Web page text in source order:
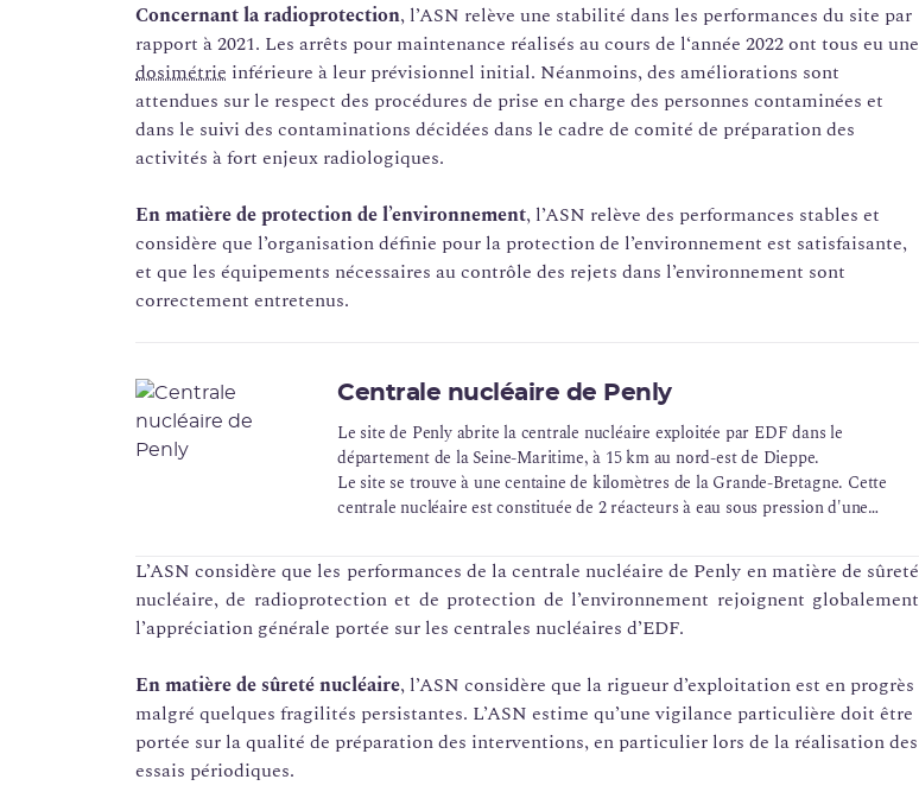
Concernant la radioprotection, l’ASN relève une stabilité dans les performances du site par
rapport à 2021. Les arrêts pour maintenance réalisés au cours de l‘année 2022 ont tous eu une
dosimétrie inférieure à leur prévisionnel initial. Néanmoins, des améliorations sont
attendues sur le respect des procédures de prise en charge des personnes contaminées et
dans le suivi des contaminations décidées dans le cadre de comité de préparation des
activités à fort enjeux radiologiques.
En matière de protection de l’environnement, l’ASN relève des performances stables et
considère que l’organisation définie pour la protection de l’environnement est satisfaisante,
et que les équipements nécessaires au contrôle des rejets dans l’environnement sont
correctement entretenus.
Centrale nucléaire de Penly
Le site de Penly abrite la centrale nucléaire exploitée par EDF dans le
département de la Seine-Maritime, à 15 km au nord-est de Dieppe.
Le site se trouve à une centaine de kilomètres de la Grande-Bretagne. Cette
centrale nucléaire est constituée de 2 réacteurs à eau sous pression d'une
L’ASN considère que les performances de la centrale nucléaire de Penly en matière de sûreté
nucléaire, de radioprotection et de protection de l’environnement rejoignent globalement
l’appréciation générale portée sur les centrales nucléaires d’EDF.
En matière de sûreté nucléaire, l’ASN considère que la rigueur d’exploitation est en progrès
malgré quelques fragilités persistantes. L’ASN estime qu’une vigilance particulière doit être
portée sur la qualité de préparation des interventions, en particulier lors de la réalisation des
essais périodiques.